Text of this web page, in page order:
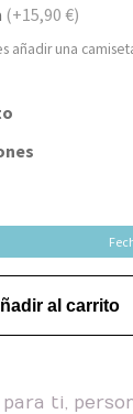
(+15,90 €)
añadir una
al carrito
para ti,